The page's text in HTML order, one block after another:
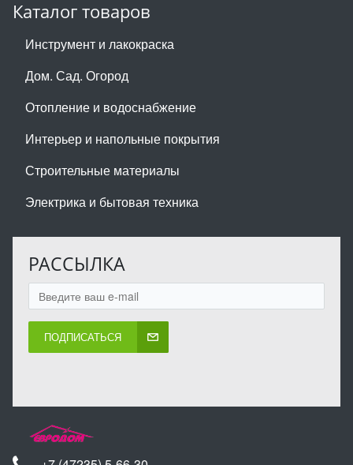
Каталог товаров
Инструмент и лакокраска
Дом. Сад. Огород
Отопление и водоснабжение
Интерьер и напольные покрытия
Строительные материалы
Электрика и бытовая техника
РАССЫЛКА
ПОДПИСАТЬСЯ